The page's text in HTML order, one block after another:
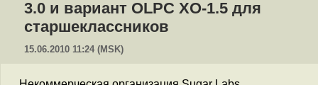
3.0 и вариант OLPC XO-1.5 для
старшеклассников
15.06.2010 11:24 (MSK)